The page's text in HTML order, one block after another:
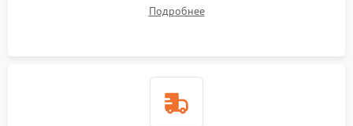
Подробнее